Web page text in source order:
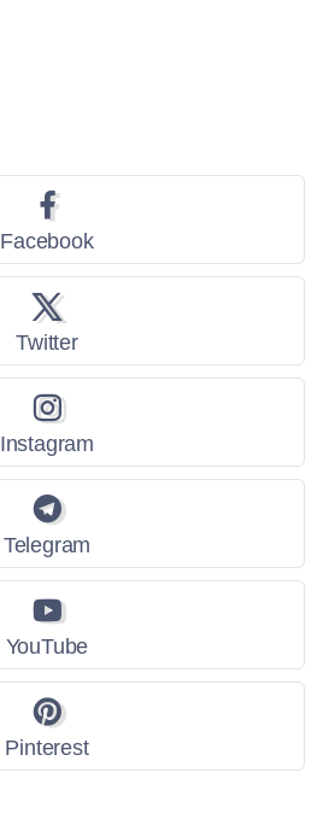
Facebook
Twitter
Instagram
Telegram
YouTube
Pinterest